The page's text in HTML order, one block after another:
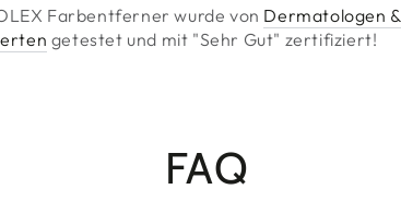
Farbentferner wurde von Dermatologen &
getestet und mit "Sehr Gut" zertifiziert!
FAQ